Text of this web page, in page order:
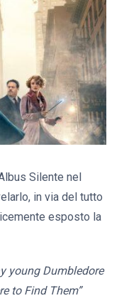
Silente nel
in via del tutto
esposto la
young Dumbledore
to Find Them”